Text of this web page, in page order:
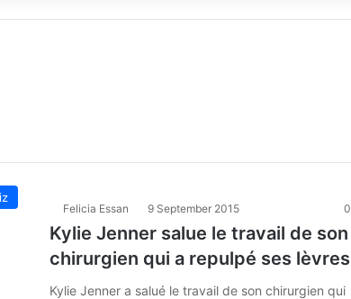
Felicia Essan 9 September 2015 0
Kylie Jenner salue le travail de son
chirurgien qui a repulpé ses lèvres
Kylie Jenner a salué le travail de son chirurgien qui